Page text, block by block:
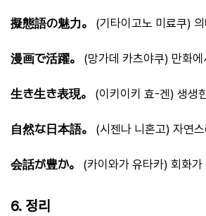
擬態語の魅力。 (기타이고노 미료쿠)
漫画で活躍。 (망가데 카츠야쿠) 만화에
生き生き表現。 (이키이키 효-겐) 생생
自然な日本語。 (시젠나 니혼고) 자연
会話が豊か。 (카이와가 유타카) 회화가
6. 정리